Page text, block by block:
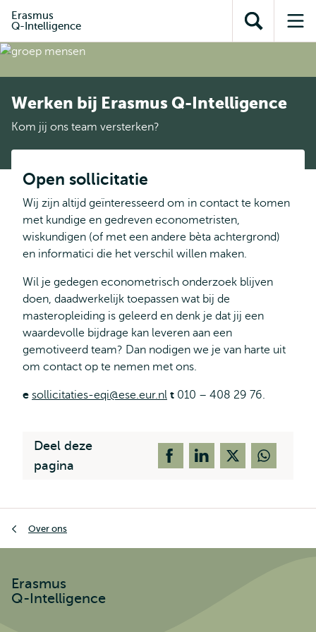
inhoud
Direct naar
subnavigatie
Erasmus
Q-Intelligence
Toon
zoekveld
Werken bij Erasmus Q-Intelligence
Kom jij ons team versterken?
Open sollicitatie
Wij zijn altijd geïnteresseerd om in contact te komen
met kundige en gedreven econometristen,
wiskundigen (of met een andere bèta achtergrond)
en informatici die het verschil willen maken.
Wil je gedegen econometrisch onderzoek blijven
doen, daadwerkelijk toepassen wat bij de
masteropleiding is geleerd en denk je dat jij een
waardevolle bijdrage kan leveren aan een
gemotiveerd team? Dan nodigen we je van harte uit
om contact op te nemen met ons.
e sollicitaties-eqi@ese.eur.nl t 010 – 408 29 76.
Deel deze
pagina
Over ons
Erasmus
Q-Intelligence